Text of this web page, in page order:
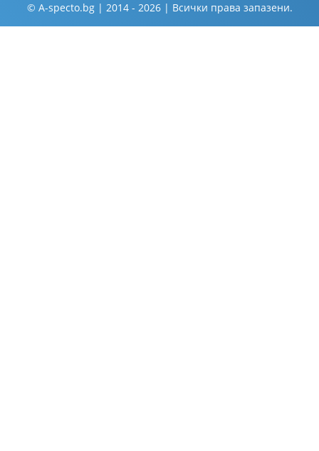
© A-specto.bg | 2014 - 2026 | Всички права запазени.